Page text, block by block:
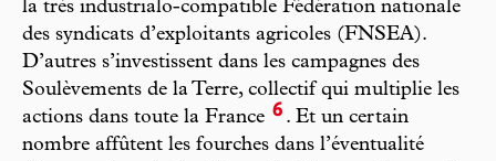
la très industrialo-compatible Fédération nationale
des syndicats d’exploitants agricoles (FNSEA).
D’autres s’investissent dans les campagnes des
Soulèvements de la Terre, collectif qui multiplie les
actions dans toute la France 6 . Et un certain
nombre affûtent les fourches dans l’éventualité